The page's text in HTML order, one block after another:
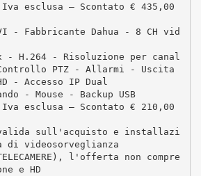
esclusa – Scontato € 435,00
- Fabbricante Dahua - 8 CH vid
- H.264 - Risoluzione per canal
PTZ - Allarmi - Uscita
- Accesso IP Dual
- Mouse - Backup USB
esclusa – Scontato € 210,00
valida sull'acquisto e installazi
di videosorveglianza
l'offerta non compre